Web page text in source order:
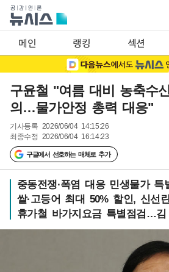
메인 랭킹 섹션
구윤철 "여름 대비 농축수
의…물가안정 총력 대응"
기사등록 2026/06/04 14:15:26
최종수정 2026/06/04 16:14:23
구글에서 선호하는 매체로 추가
중동전쟁·폭염 대응 민생물가 특
쌀·고등어 최대 50% 할인, 신선
휴가철 바가지요금 특별점검…